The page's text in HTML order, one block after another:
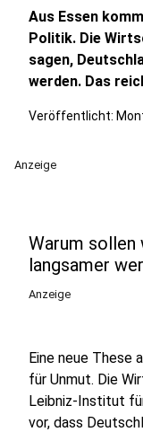
Aus Essen
Politik. Die
sagen,
werden. Das
Veröffentlicht:
Anzeige
Warum sollen
langsamer
Anzeige
Eine neue These
für Unmut. Die
Leibniz-Institut
vor, dass